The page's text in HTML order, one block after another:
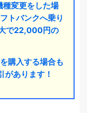
変更をした場
トバンクへ乗り
で22,000円の
購入する場合も
あります！